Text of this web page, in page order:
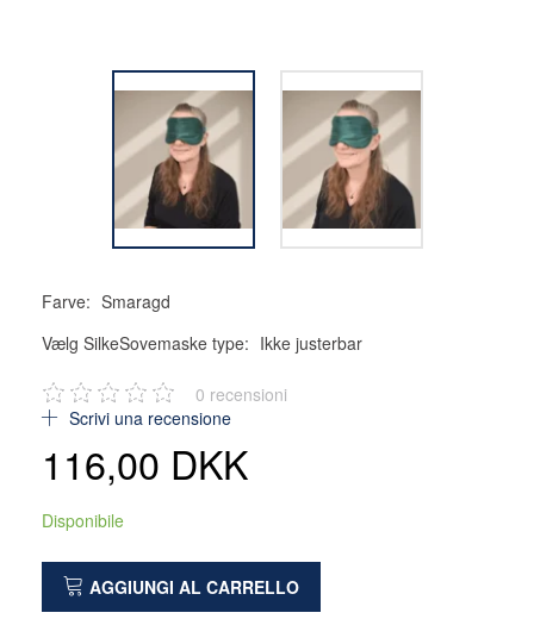
Farve: Smaragd
Vælg SilkeSovemaske type: Ikke justerbar
0 recensioni
Scrivi una recensione
116,00 DKK
Disponibile
AGGIUNGI AL CARRELLO